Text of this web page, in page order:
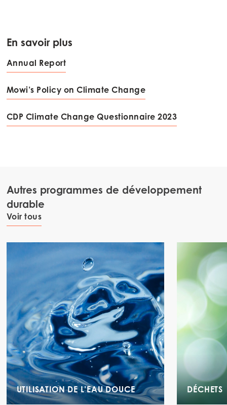
En savoir plus
Annual Report
Mowi’s Policy on Climate Change
CDP Climate Change Questionnaire 2023
Autres programmes de développement
durable
Voir tous
UTILISATION DE L’EAU DOUCE DÉCHETS